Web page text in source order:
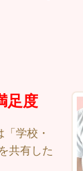
足度
学校・
共有した